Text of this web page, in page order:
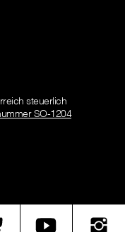
steuerlich
SO-1204